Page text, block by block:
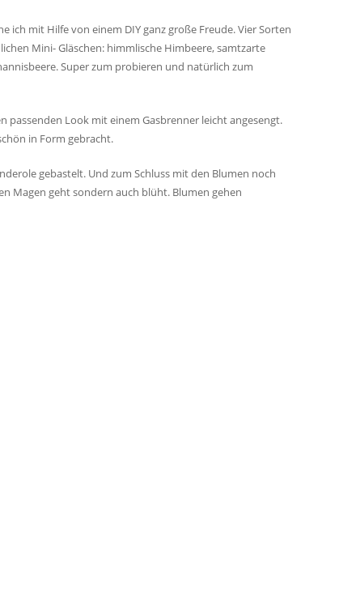
ich mit Hilfe von einem DIY ganz große Freude. Vier Sorten
Mini- Gläschen: himmlische Himbeere, samtzarte
Super zum probieren und natürlich zum
passenden Look mit einem Gasbrenner leicht angesengt.
in Form gebracht.
gebastelt. Und zum Schluss mit den Blumen noch
Magen geht sondern auch blüht. Blumen gehen